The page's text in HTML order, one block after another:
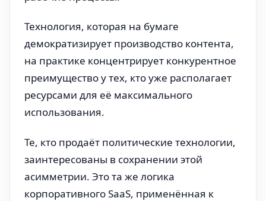
Технология, которая на бумаге
демократизирует производство контента,
на практике концентрирует конкурентное
преимущество у тех, кто уже располагает
ресурсами для её максимального
использования.
Те, кто продаёт политические технологии,
заинтересованы в сохранении этой
асимметрии. Это та же логика
корпоративного SaaS, применённая к